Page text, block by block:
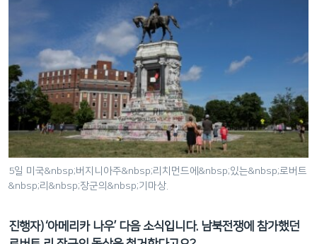
5일 미국&nbsp;버지니아주&nbsp;리치먼드에&nbsp;있는&nbsp;로버트
&nbsp;리&nbsp;장군의&nbsp;기마상.
진행자) ‘아메리카 나우’ 다음 소식입니다. 남북전쟁에 참가했던